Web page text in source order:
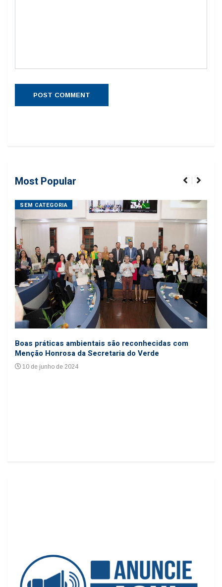
Most Popular
SEM CATEGORIA
Boas práticas ambientais são reconhecidas com
Menção Honrosa da Secretaria do Verde
10 de junho de 2024